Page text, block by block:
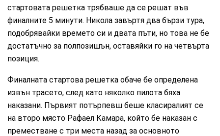
стартовата решетка трябваше да се решат във
финалните 5 минути. Никола завъртя два бързи тура,
подобрявайки времето си и двата пъти, но това не бе
достатъчно за полпозишън, оставяйки го на четвърта
позиция.
Финалната стартова решетка обаче бе определена
извън трасето, след като няколко пилота бяха
наказани. Първият потърпевш беше класиралият се
на второ място Рафаел Камара, който бе наказан с
преместване с три места назад за основното